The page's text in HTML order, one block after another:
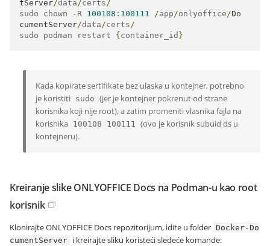
tServer/data/certs/
sudo chown
- R 100108 : 100111 /app/onlyoffice/Do
cumentServer/data/certs/
sudo podman restart { container_id }
Kada kopirate sertifikate bez ulaska u kontejner, potrebno
je koristiti sudo (jer je kontejner pokrenut od strane
korisnika koji nije root), a zatim promeniti vlasnika fajla na
korisnika
100108 100111 (ovo je korisnik subuid ds u
kontejneru).
Kreiranje slike ONLYOFFICE Docs na Podman-u kao root
korisnik
Klonirajte ONLYOFFICE Docs repozitorijum, idite u folder Docker-Do
cumentServer i kreirajte sliku koristeći sledeće komande: